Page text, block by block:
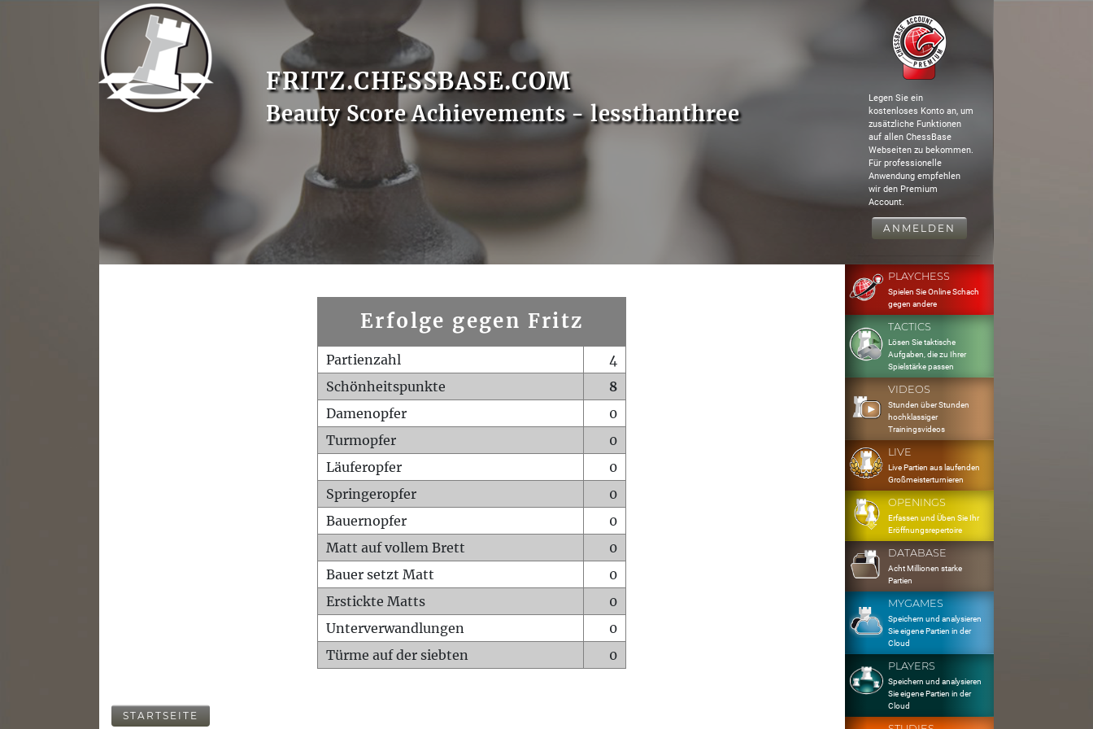
FRITZ.CHESSBASE.COM
Beauty Score Achievements - lessthanthree
Legen Sie ein
kostenloses Konto an, um
zusätzliche Funktionen
auf allen ChessBase
Webseiten zu bekommen.
Für professionelle
Anwendung empfehlen
wir den Premium
Account.
ANMELDEN
Erfolge gegen Fritz
Partienzahl
4
Schönheitspunkte
8
Damenopfer
0
Turmopfer
0
Läuferopfer
0
Springeropfer
0
Bauernopfer
0
Matt auf vollem Brett
0
Bauer setzt Matt
0
Erstickte Matts
0
Unterverwandlungen
0
Türme auf der siebten
0
STARTSEITE
PLAYCHESS
Spielen Sie Online Schach
gegen andere
TACTICS
Lösen Sie taktische
Aufgaben, die zu Ihrer
Spielstärke passen
VIDEOS
Stunden über Stunden
hochklassiger
Trainingsvideos
LIVE
Live Partien aus laufenden
Großmeisterturnieren
OPENINGS
Erfassen und Üben Sie Ihr
Eröffnungsrepertoire
DATABASE
Acht Millionen starke
Partien
MYGAMES
Speichern und analysieren
Sie eigene Partien in der
Cloud
PLAYERS
Speichern und analysieren
Sie eigene Partien in der
Cloud